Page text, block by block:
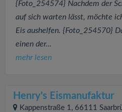
{Foto_254574} Nachdem der
auf sich warten lässt, möchte
Eis aushelfen. {Foto_254570}
einen der...
mehr lesen
Henry's Eismanufaktur
Kappenstraße 1, 66111